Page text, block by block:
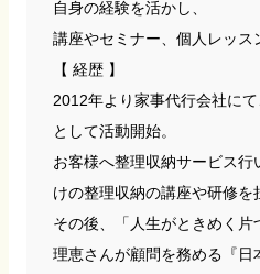
自身の経験を活かし、
講座やセミナー、個人レッス
【 経歴 】
2012年より家事代行会社に
として活動開始。
お客様へ整理収納サービス行
けの整理収納の講座や研修を
その後、「人生がときめく
理恵さんが顧問を務める『